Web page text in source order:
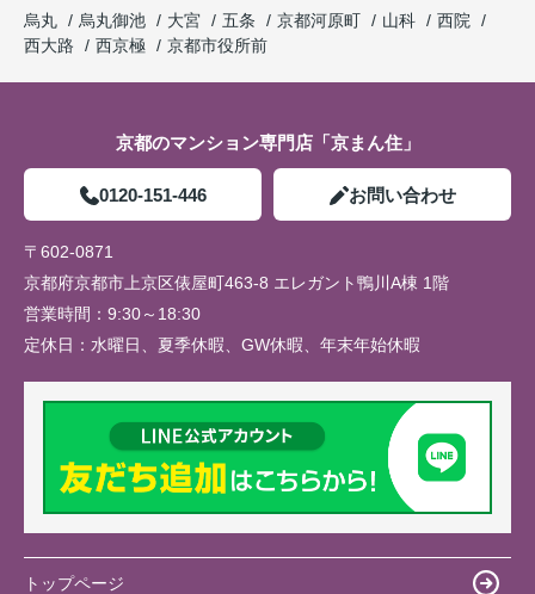
烏丸
烏丸御池 大宮 五条 京都河原町 山科
西院
西大路
西京極 京都市役所前
京都のマンション専門店「京まん住」
0120-151-446 お問い合わせ
〒602-0871
京都府京都市上京区俵屋町463-8 エレガント鴨川A棟 1階
営業時間： 9:30～18:30
定休日： 水曜日、夏季休暇、GW休暇、年末年始休暇
トップページ